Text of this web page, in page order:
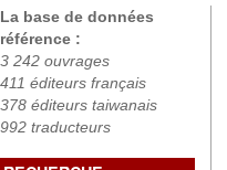
La base de données
référence :
3 242 ouvrages
411 éditeurs français
378 éditeurs taiwanais
992 traducteurs